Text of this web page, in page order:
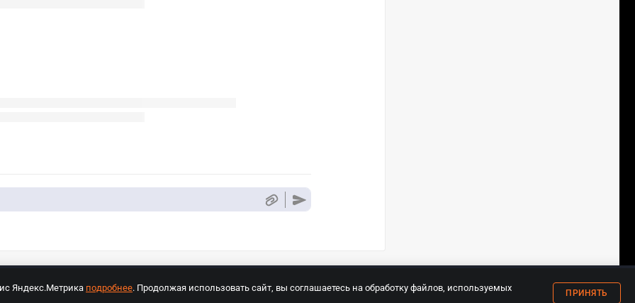
18+
Яндекс.Метрика подробнее. Продолжая использовать сайт, вы соглашаетесь на обработку файлов, используемых ПРИНЯТЬ